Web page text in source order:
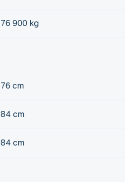
76 900 kg
76 cm
84 cm
84 cm